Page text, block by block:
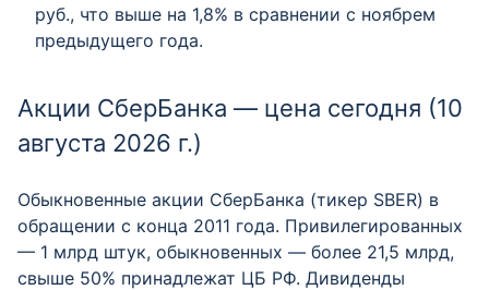
руб., что выше на 1,8% в сравнении с ноябрем
предыдущего года.
Акции СберБанка — цена сегодня (10
августа 2026 г.)
Обыкновенные акции СберБанка (тикер SBER) в
обращении с конца 2011 года. Привилегированных
— 1 млрд штук, обыкновенных — более 21,5 млрд,
свыше 50% принадлежат ЦБ РФ. Дивиденды